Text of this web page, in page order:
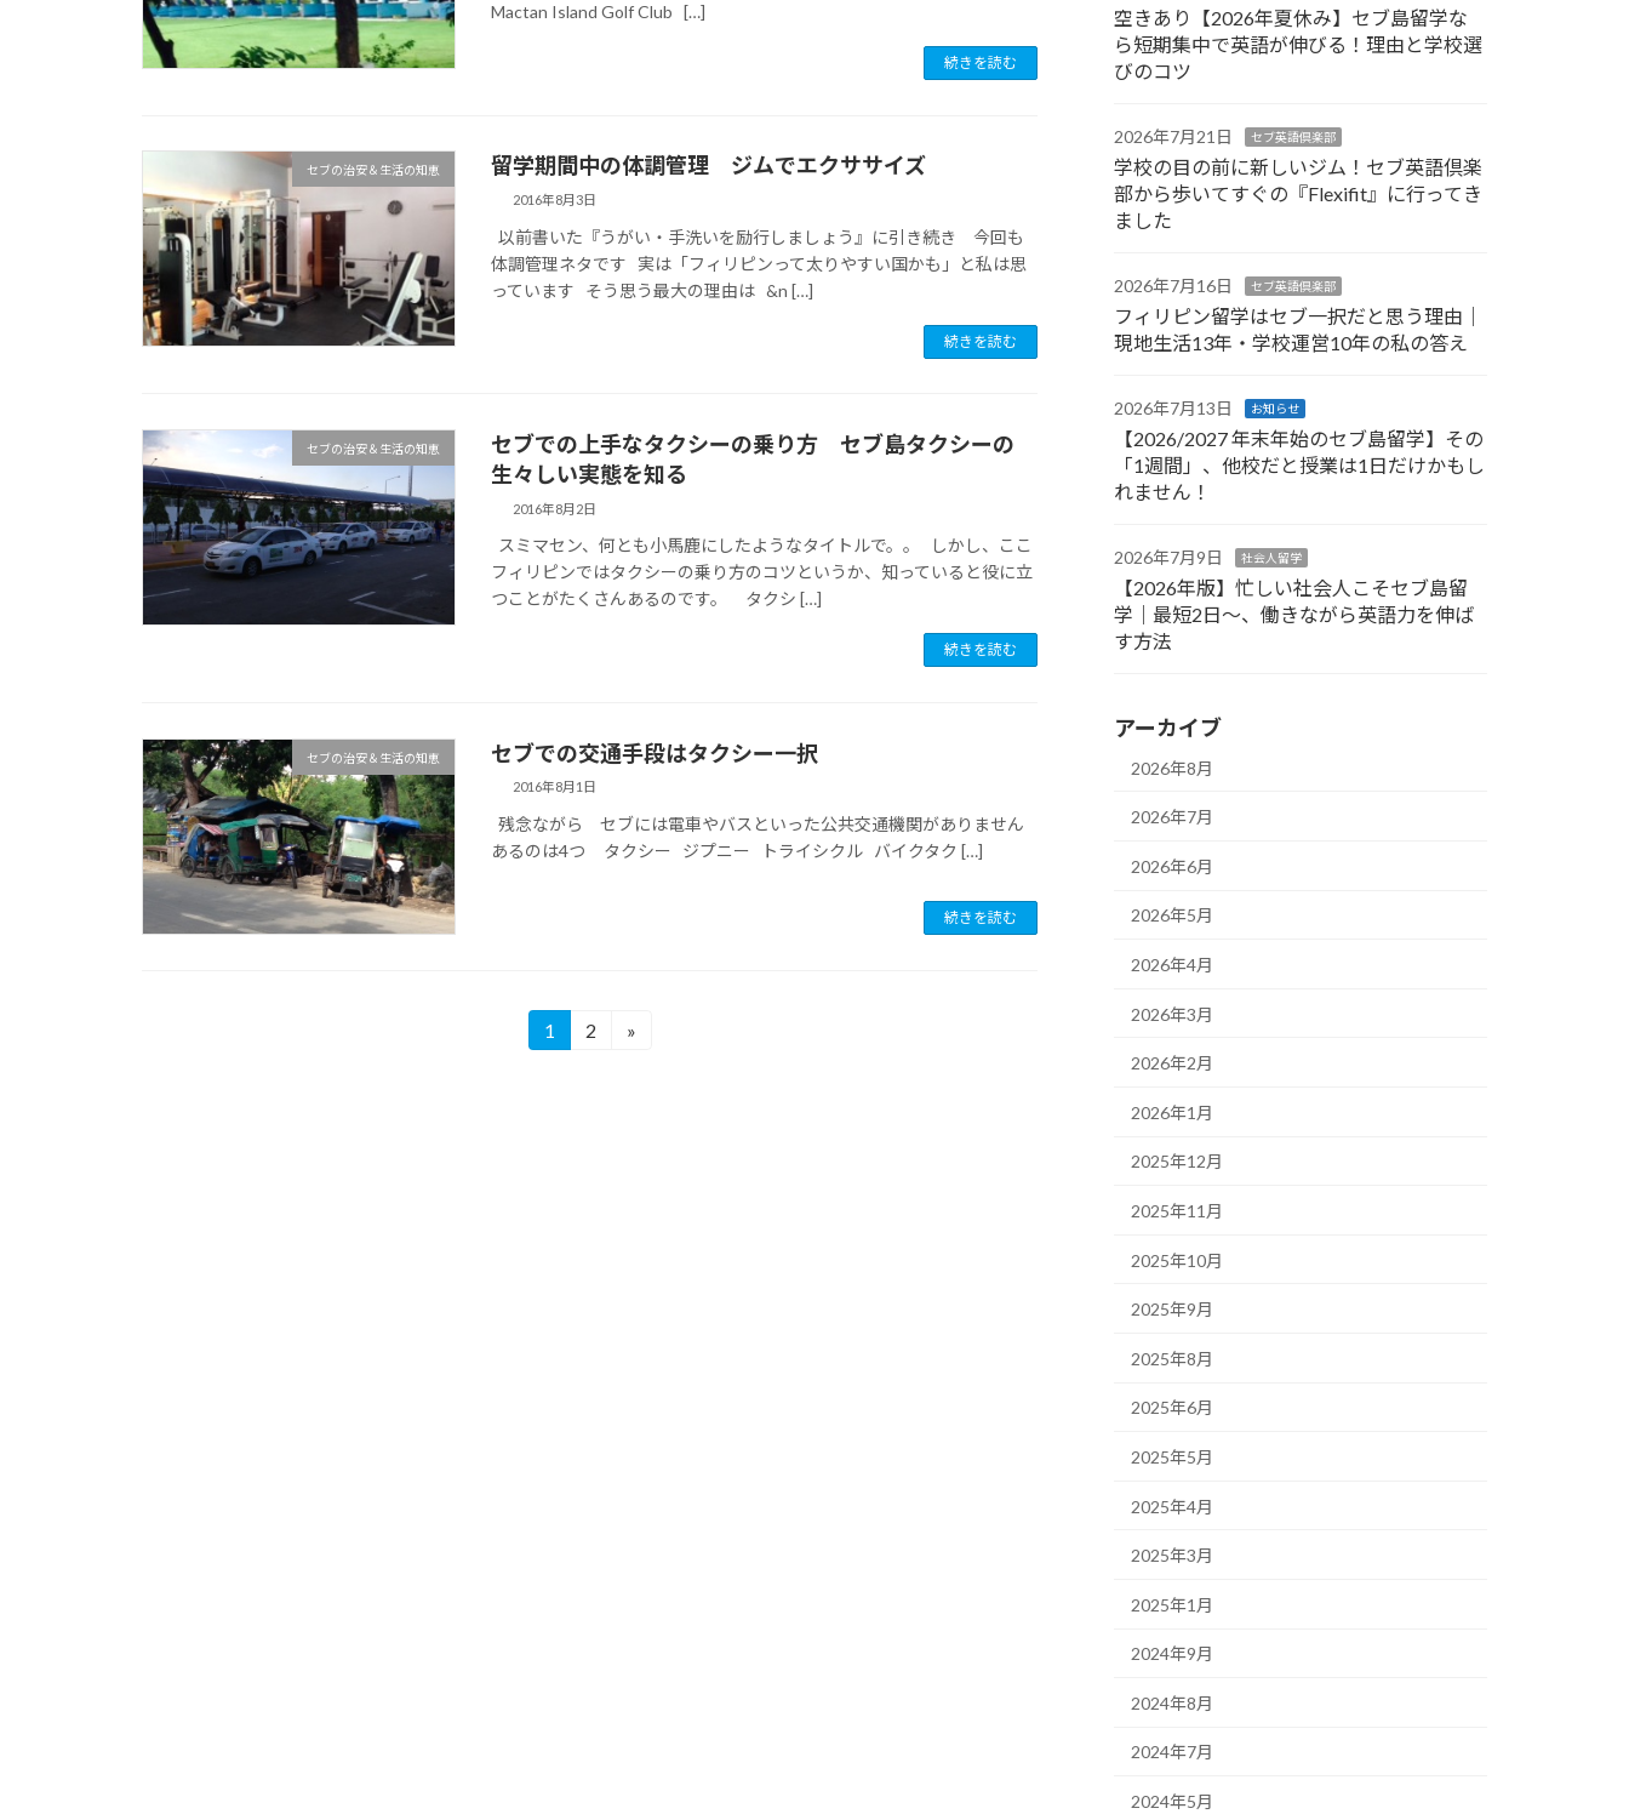
Mactan Island Golf Club […]
続きを読む
セブの治安＆生活の知恵 留学期間中の体調管理 ジムでエクササイズ
2016年8月3日
以前書いた『うがい・手洗いを励行しましょう』に引き続き 今回も
体調管理ネタです 実は「フィリピンって太りやすい国かも」と私は思
っています そう思う最大の理由は &n […]
続きを読む
セブの治安＆生活の知恵
セブでの上手なタクシーの乗り方 セブ島タクシーの
生々しい実態を知る
2016年8月2日
スミマセン、何とも小馬鹿にしたようなタイトルで。。 しかし、ここ
フィリピンではタクシーの乗り方のコツというか、知っていると役に立
つことがたくさんあるのです。 タクシ […]
続きを読む
セブの治安＆生活の知恵 セブでの交通手段はタクシー一択
2016年8月1日
残念ながら セブには電車やバスといった公共交通機関がありません
あるのは4つ タクシー ジプニー トライシクル バイクタク […]
続きを読む
固
1
固
2 »
空きあり【2026年夏休み】セブ島留学な
ら短期集中で英語が伸びる！理由と学校選
びのコツ
2026年7月21日 セブ英語倶楽部
学校の目の前に新しいジム！セブ英語倶楽
部から歩いてすぐの『Flexifit』に行ってき
ました
2026年7月16日 セブ英語倶楽部
フィリピン留学はセブ一択だと思う理由｜
現地生活13年・学校運営10年の私の答え
2026年7月13日 お知らせ
【2026/2027 年末年始のセブ島留学】その
「1週間」、他校だと授業は1日だけかもし
れません！
2026年7月9日 社会人留学
【2026年版】忙しい社会人こそセブ島留
学｜最短2日〜、働きながら英語力を伸ば
す方法
アーカイブ
2026年8月
2026年7月
2026年6月
2026年5月
2026年4月
2026年3月
2026年2月
2026年1月
2025年12月
2025年11月
2025年10月
2025年9月
2025年8月
2025年6月
2025年5月
2025年4月
2025年3月
2025年1月
2024年9月
2024年8月
2024年7月
2024年5月